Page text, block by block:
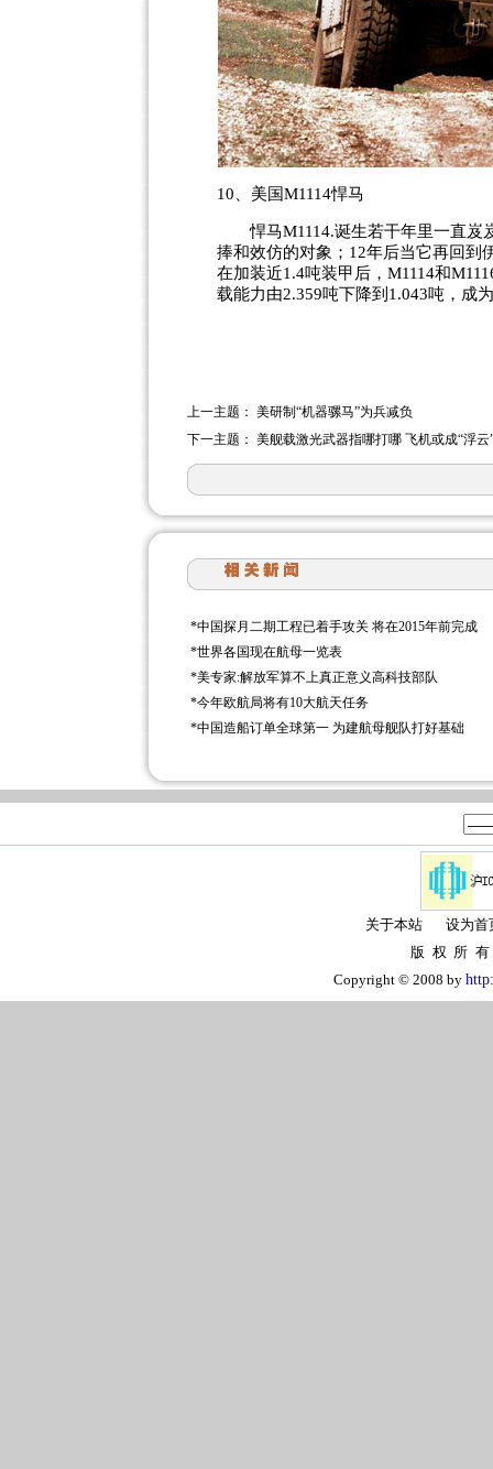
10、美国M1114悍马
悍马M1114.诞生若干年里一直岌
捧和效仿的对象；12年后当它再回
在加装近1.4吨装甲后，M1114和
载能力由2.359吨下降到1.043吨，成
上一主题： 美研制“机器骡马”为兵减负
下一主题： 美舰载激光武器指哪打哪 飞机或成“浮云
*中国探月二期工程已着手攻关 将在2015年前完成
*世界各国现在航母一览表
*美专家:解放军算不上真正意义高科技部队
*今年欧航局将有10大航天任务
*中国造船订单全球第一 为建航母舰队打好基础